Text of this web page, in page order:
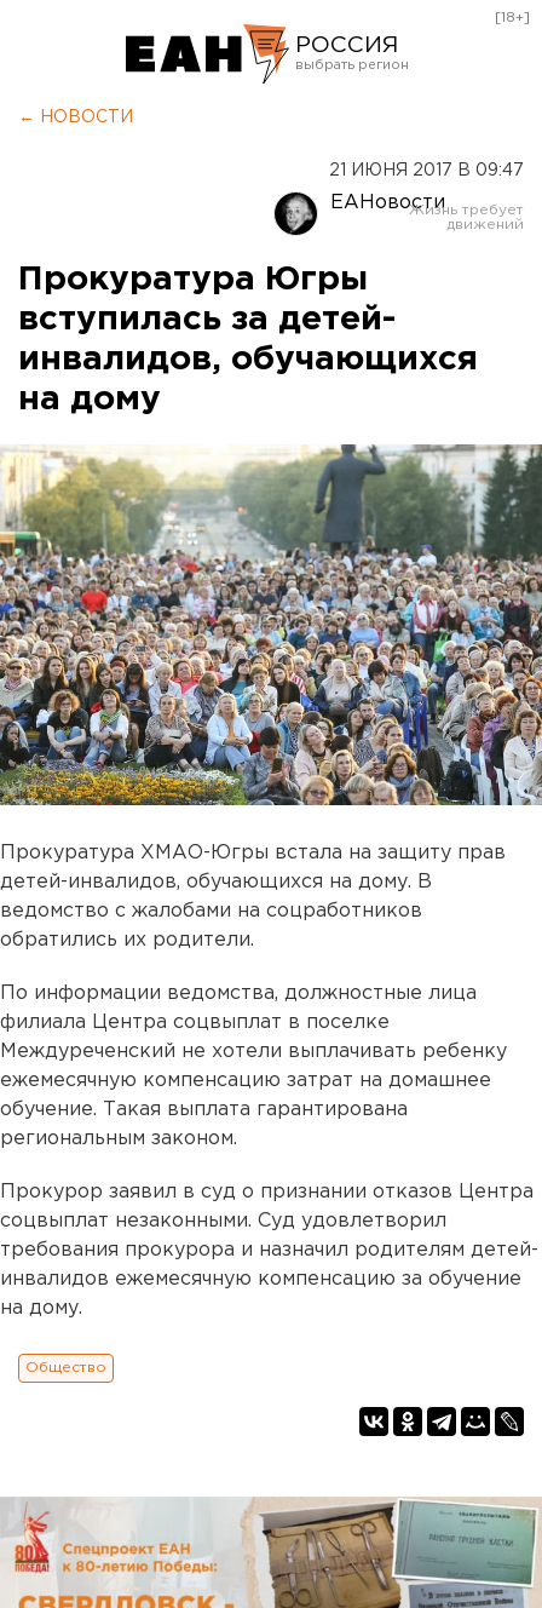
РОССИЯ
Оренбург
[18+]
← НОВОСТИ
21 ИЮНЯ 2017 В 09:47
ЕАНовости
Прокуратура Югры
вступилась за детей-
инвалидов, обучающихся
на дому
Прокуратура ХМАО-Югры встала на защиту прав
детей-инвалидов, обучающихся на дому. В
ведомство с жалобами на соцработников
обратились их родители.
По информации ведомства, должностные лица
филиала Центра соцвыплат в поселке
Междуреченский не хотели выплачивать ребенку
ежемесячную компенсацию затрат на домашнее
обучение. Такая выплата гарантирована
региональным законом.
Прокурор заявил в суд о признании отказов Центра
соцвыплат незаконными. Суд удовлетворил
требования прокурора и назначил родителям детей-
инвалидов ежемесячную компенсацию за обучение
на дому.
Общество